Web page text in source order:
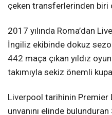
çeken transferlerinden biri
2017 yılında Roma’dan
İngiliz ekibinde dokuz
442 maça çıkan yıldız
takımıyla sekiz önemli
Liverpool tarihinin Premier
unvanını elinde